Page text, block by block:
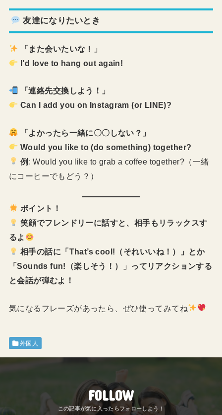
友達になりたいとき
「また会いたいな！」
I’d love to hang out again!
「連絡先交換しよう！」
Can I add you on Instagram (or LINE)?
「よかったら一緒に〇〇しない？」
Would you like to (do something) together?
例 : Would you like to grab a coffee together?（一緒
にコーヒーでもどう？）
ポイント！
笑顔でフレンドリーに話すと、相手もリラックスす
るよ
相手の話に「That’s cool!（それいいね！）」とか
「Sounds fun!（楽しそう！）」ってリアクションする
と会話が弾むよ！
気になるフレーズがあったら、ぜひ使ってみてね
外国人
FOLLOW